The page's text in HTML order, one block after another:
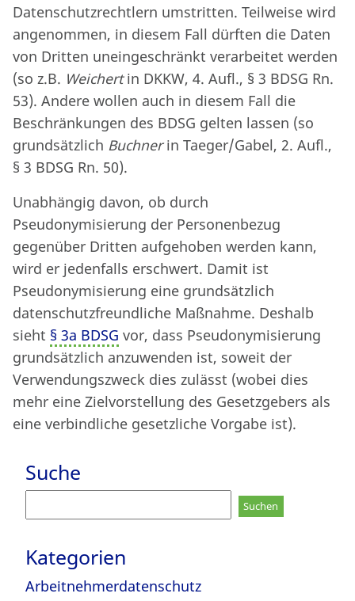
Datenschutzrechtlern umstritten. Teilweise wird
angenommen, in diesem Fall dürften die Daten
von Dritten uneingeschränkt verarbeitet werden
(so z.B. Weichertin DKKW, 4. Aufl., § 3 BDSG Rn.
53). Andere wollen auch in diesem Fall die
Beschränkungen des BDSG gelten lassen (so
grundsätzlich Buchnerin Taeger/Gabel, 2. Aufl.,
§ 3 BDSG Rn. 50).
Unabhängig davon, ob durch
Pseudonymisierung der Personenbezug
gegenüber Dritten aufgehoben werden kann,
wird er jedenfalls erschwert. Damit ist
Pseudonymisierung eine grundsätzlich
datenschutzfreundliche Maßnahme. Deshalb
sieht § 3a BDSG vor, dass Pseudonymisierung
grundsätzlich anzuwenden ist, soweit der
Verwendungszweck dies zulässt (wobei dies
mehr eine Zielvorstellung des Gesetzgebers als
eine verbindliche gesetzliche Vorgabe ist).
Suche
nach:
Kategorien
Arbeitnehmerdatenschutz